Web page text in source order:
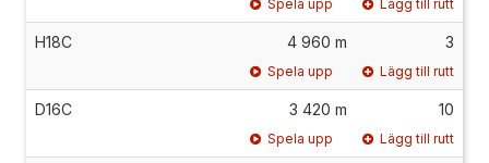
Spela upp Lägg till rutt
H18C 4 960 m 3
Spela upp Lägg till rutt
D16C 3 420 m 10
Spela upp Lägg till rutt